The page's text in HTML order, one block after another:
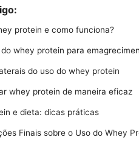
protein e como funciona?
whey protein para
do uso do whey protein
whey protein de maneira eficaz
e dieta: dicas práticas
Finais sobre o Uso do Whey